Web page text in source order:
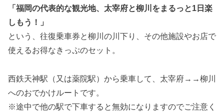
「福岡の代表的な観光地、太宰府と柳川をまるっと1日楽
しもう！」
という、往復乗車券と柳川の川下り、その他施設やお店で
使えるお得なきっぷのセット。
西鉄天神駅（又は薬院駅）から乗車して、太宰府→→柳川
へのおでかけルートです。
※途中で他の駅で下車すると無効になりますのでご注意く